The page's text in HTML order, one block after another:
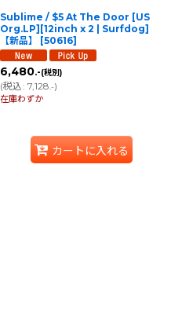
Sublime / $5 At The Door [US
Org.LP][12inch x 2 | Surfdog]
【新品】
[50616]
6,480.-(税別)
(税込: 7,128.-)
在庫わずか
カートに入れる